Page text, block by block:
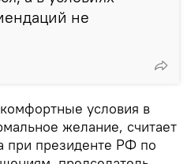
не
условия в
желание, считает
при президенте РФ по